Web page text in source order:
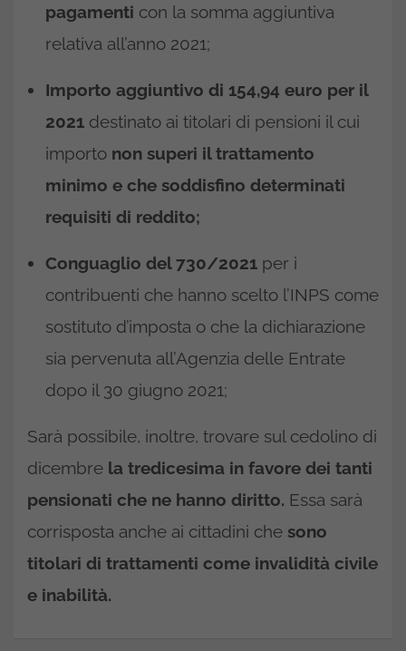
pagamenti con la somma aggiuntiva
relativa all’anno 2021;
Importo aggiuntivo di 154,94 euro per il
2021 destinato ai titolari di pensioni il cui
importo non superi il trattamento
minimo e che soddisfino determinati
requisiti di reddito;
Conguaglio del 730/2021 per i
contribuenti che hanno scelto l’INPS come
sostituto d’imposta o che la dichiarazione
sia pervenuta all’Agenzia delle Entrate
dopo il 30 giugno 2021;
Sarà possibile, inoltre, trovare sul cedolino di
dicembre la tredicesima in favore dei tanti
pensionati che ne hanno diritto. Essa sarà
corrisposta anche ai cittadini che sono
titolari di trattamenti come invalidità civile
e inabilità.